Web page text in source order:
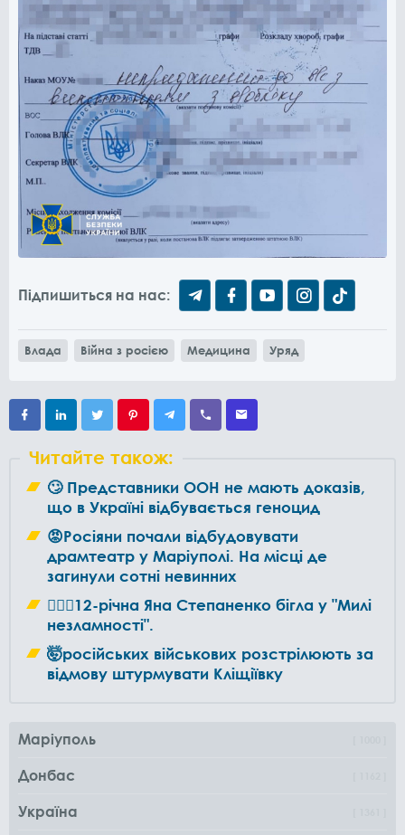
Підпишиться на нас:
Влада Війна з росією Медицина Уряд
Читайте також:
🙄 Представники ООН не мають доказів,
що в Україні відбувається геноцид
😡Росіяни почали відбудовувати
драмтеатр у Маріуполі. На місці де
загинули сотні невинних
❤️‍🏃‍♀️12-річна Яна Степаненко бігла у "Милі
незламності".
🤯російських військових розстрілюють за
відмову штурмувати Кліщіївку
Маріуполь
Донбас
Україна